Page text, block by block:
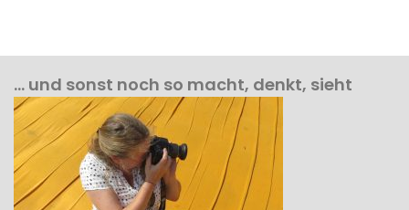
… und sonst noch so macht, denkt, sieht